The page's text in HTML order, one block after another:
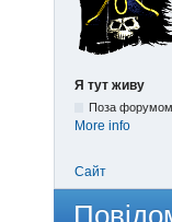
Я тут живу
Поза форумом
More info
Сайт